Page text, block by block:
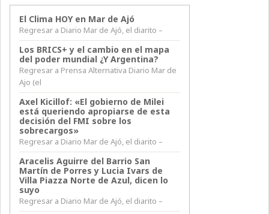
El Clima HOY en Mar de Ajó
Regresar a Diario Mar de Ajó, el diarito –
Los BRICS+ y el cambio en el mapa
del poder mundial ¿Y Argentina?
Regresar a Prensa Alternativa Diario Mar de
Ajo (el
Axel Kicillof: «El gobierno de Milei
está queriendo apropiarse de esta
decisión del FMI sobre los
sobrecargos»
Regresar a Diario Mar de Ajó, el diarito –
Aracelis Aguirre del Barrio San
Martín de Porres y Lucia Ivars de
Villa Piazza Norte de Azul, dicen lo
suyo
Regresar a Diario Mar de Ajó, el diarito –